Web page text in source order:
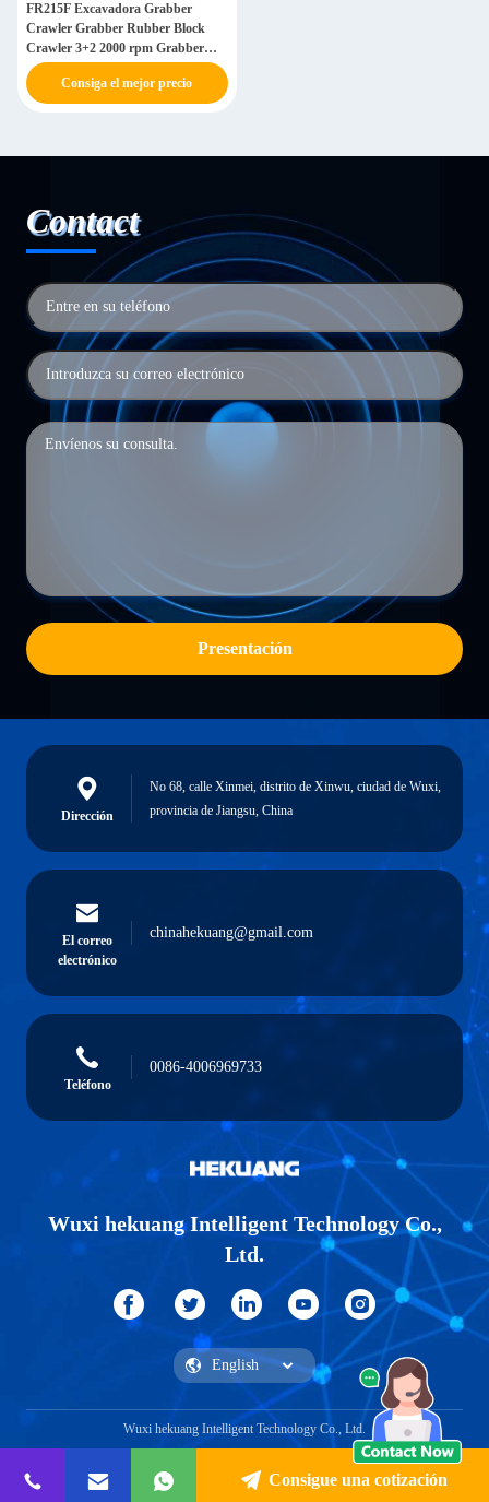
FR215F Excavadora Grabber
Crawler Grabber Rubber Block
Crawler 3+2 2000 rpm Grabber
mecánico
Consiga el mejor precio
Contact
Presentación
Dirección
No 68, calle Xinmei, distrito de Xinwu, ciudad de Wuxi,
provincia de Jiangsu, China
El correo
electrónico
chinahekuang@gmail.com
Teléfono
0086-4006969733
Wuxi hekuang Intelligent Technology Co.,
Ltd.
Wuxi hekuang Intelligent Technology Co., Ltd.
Consigue una cotización